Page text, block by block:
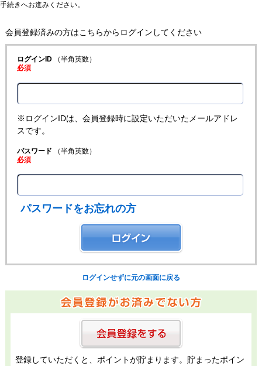
手続きへお進みください。
会員登録済みの方はこちらからログインしてください
ログインID（半角英数）
必須
※ログインIDは、会員登録時に設定いただいたメールアドレ
スです。
パスワード （半角英数）
必須
パスワードをお忘れの方
ログインせずに元の画面に戻る
登録していただくと、ポイントが貯まります。貯まったポイン